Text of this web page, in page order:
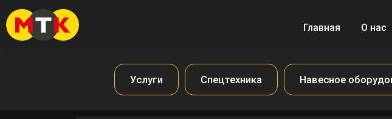
Главная О нас
Услуги Спецтехника Навесное